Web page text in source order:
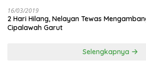
16/03/2019
2 Hari Hilang, Nelayan Tewas
Cipalawah Garut
Selengkapnya